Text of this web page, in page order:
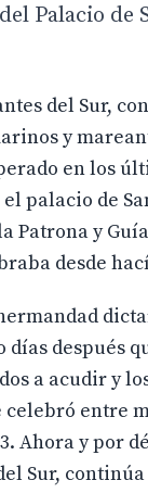
Palacio de
del Sur,
y
en los
palacio de
Patrona y
desde
días después
a acudir y
celebró entre
Ahora y por
Sur,